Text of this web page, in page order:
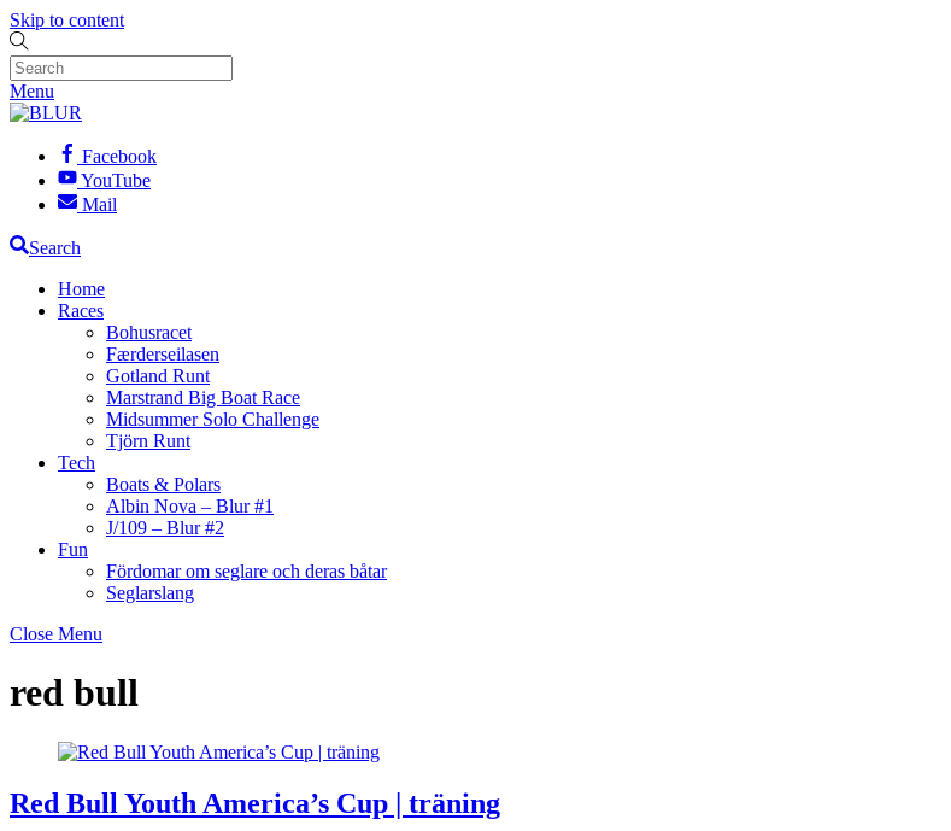
Skip to content
Menu
Facebook
YouTube
Mail
Search
Home
Races
Bohusracet
Færderseilasen
Gotland Runt
Marstrand Big Boat Race
Midsummer Solo Challenge
Tjörn Runt
Tech
Boats & Polars
Albin Nova – Blur #1
J/109 – Blur #2
Fun
Fördomar om seglare och deras båtar
Seglarslang
Close Menu
red bull
Red Bull Youth America’s Cup | träning